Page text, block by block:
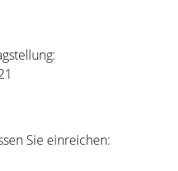
Sie einreichen: